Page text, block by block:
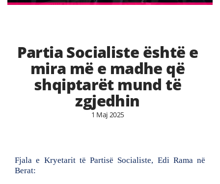
Partia Socialiste është e
mira më e madhe që
shqiptarët mund të
zgjedhin
1 Maj 2025
Fjala e Kryetarit të Partisë Socialiste, Edi Rama në
Berat: